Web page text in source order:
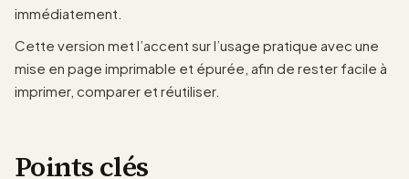
immédiatement.
Cette version met l’accent sur l’usage pratique avec une
mise en page imprimable et épurée, afin de rester facile à
imprimer, comparer et réutiliser.
Points clés